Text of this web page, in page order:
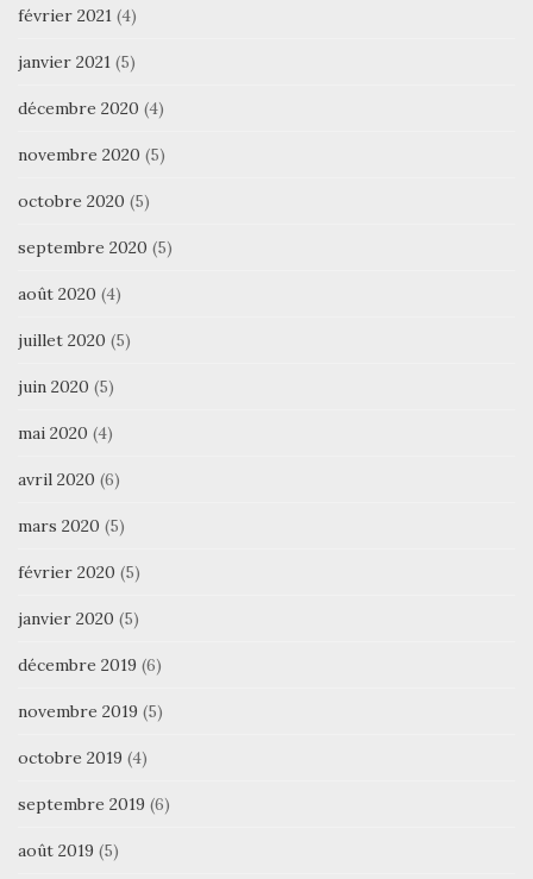
février 2021 (4)
janvier 2021 (5)
décembre 2020 (4)
novembre 2020 (5)
octobre 2020 (5)
septembre 2020 (5)
août 2020 (4)
juillet 2020 (5)
juin 2020 (5)
mai 2020 (4)
avril 2020 (6)
mars 2020 (5)
février 2020 (5)
janvier 2020 (5)
décembre 2019 (6)
novembre 2019 (5)
octobre 2019 (4)
septembre 2019 (6)
août 2019 (5)